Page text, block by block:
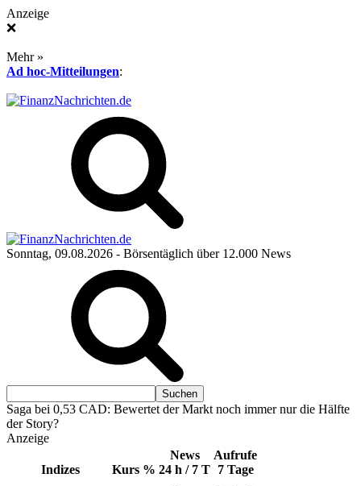
Anzeige
❌
Mehr »
Ad hoc-Mitteilungen:
Sonntag, 09.08.2026 - Börsentäglich über 12.000 News
Saga bei 0,53 CAD: Bewertet der Markt noch immer nur die Hälfte
der Story?
Anzeige
Indizes Kurs %
News
24 h / 7 T
Aufrufe
7 Tage